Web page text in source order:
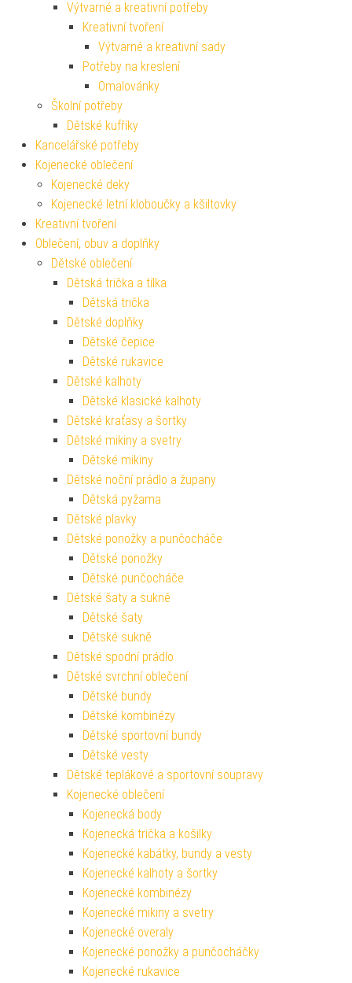
Výtvarné a kreativní potřeby
Kreativní tvoření
Výtvarné a kreativní sady
Potřeby na kreslení
Omalovánky
Školní potřeby
Dětské kufříky
Kancelářské potřeby
Kojenecké oblečení
Kojenecké deky
Kojenecké letní kloboučky a kšiltovky
Kreativní tvoření
Oblečení, obuv a doplňky
Dětské oblečení
Dětská trička a tílka
Dětská trička
Dětské doplňky
Dětské čepice
Dětské rukavice
Dětské kalhoty
Dětské klasické kalhoty
Dětské kraťasy a šortky
Dětské mikiny a svetry
Dětské mikiny
Dětské noční prádlo a župany
Dětská pyžama
Dětské plavky
Dětské ponožky a punčocháče
Dětské ponožky
Dětské punčocháče
Dětské šaty a sukně
Dětské šaty
Dětské sukně
Dětské spodní prádlo
Dětské svrchní oblečení
Dětské bundy
Dětské kombinézy
Dětské sportovní bundy
Dětské vesty
Dětské teplákové a sportovní soupravy
Kojenecké oblečení
Kojenecká body
Kojenecká trička a košilky
Kojenecké kabátky, bundy a vesty
Kojenecké kalhoty a šortky
Kojenecké kombinézy
Kojenecké mikiny a svetry
Kojenecké overaly
Kojenecké ponožky a punčocháčky
Kojenecké rukavice